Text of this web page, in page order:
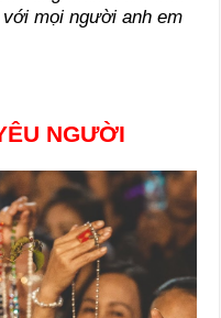
mọi người anh em
NGƯỜI